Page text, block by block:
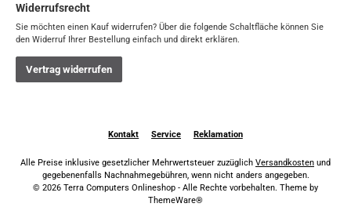
Widerrufsrecht
Sie möchten einen Kauf widerrufen? Über die folgende Schaltfläche können Sie
den Widerruf Ihrer Bestellung einfach und direkt erklären.
Vertrag widerrufen
Kontakt Service Reklamation
Alle Preise inklusive gesetzlicher Mehrwertsteuer zuzüglich Versandkosten und
gegebenenfalls Nachnahmegebühren, wenn nicht anders angegeben.
© 2026 Terra Computers Onlineshop - Alle Rechte vorbehalten. Theme by
ThemeWare®